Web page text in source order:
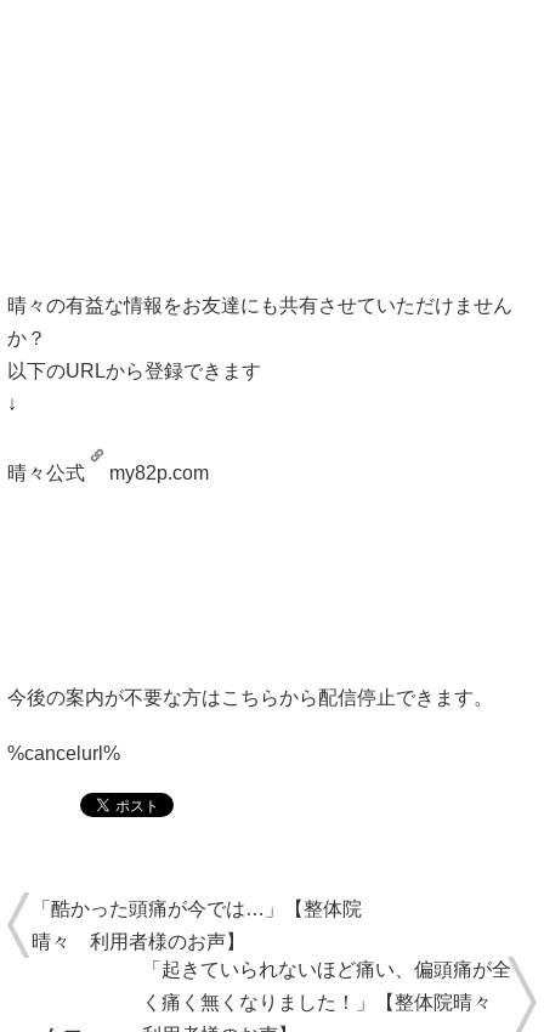
晴々の有益な情報をお友達にも共有させていただけません
か？
以下のURLから登録できます
↓
晴々公式 my82p.com
今後の案内が不要な方はこちらから配信停止できます。
%cancelurl%
「酷かった頭痛が今では…」【整体院
晴々 利用者様のお声】
「起きていられないほど痛い、偏頭痛が全
く痛く無くなりました！」【整体院晴々